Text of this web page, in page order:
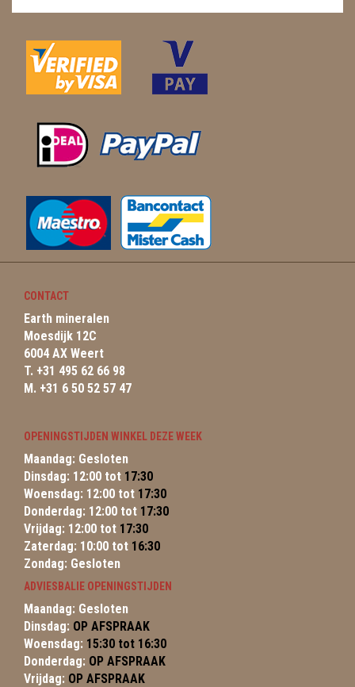
CONTACT
Earth mineralen
Moesdijk 12C
6004 AX Weert
T. +31 495 62 66 98
M. +31 6 50 52 57 47
OPENINGSTIJDEN WINKEL DEZE WEEK
Maandag: Gesloten
Dinsdag: 12:00 tot 17:30
Woensdag: 12:00 tot 17:30
Donderdag: 12:00 tot 17:30
Vrijdag: 12:00 tot 17:30
Zaterdag: 10:00 tot 16:30
Zondag: Gesloten
ADVIESBALIE OPENINGSTIJDEN
Maandag: Gesloten
Dinsdag: OP AFSPRAAK
Woensdag: 15:30 tot 16:30
Donderdag: OP AFSPRAAK
Vrijdag: OP AFSPRAAK